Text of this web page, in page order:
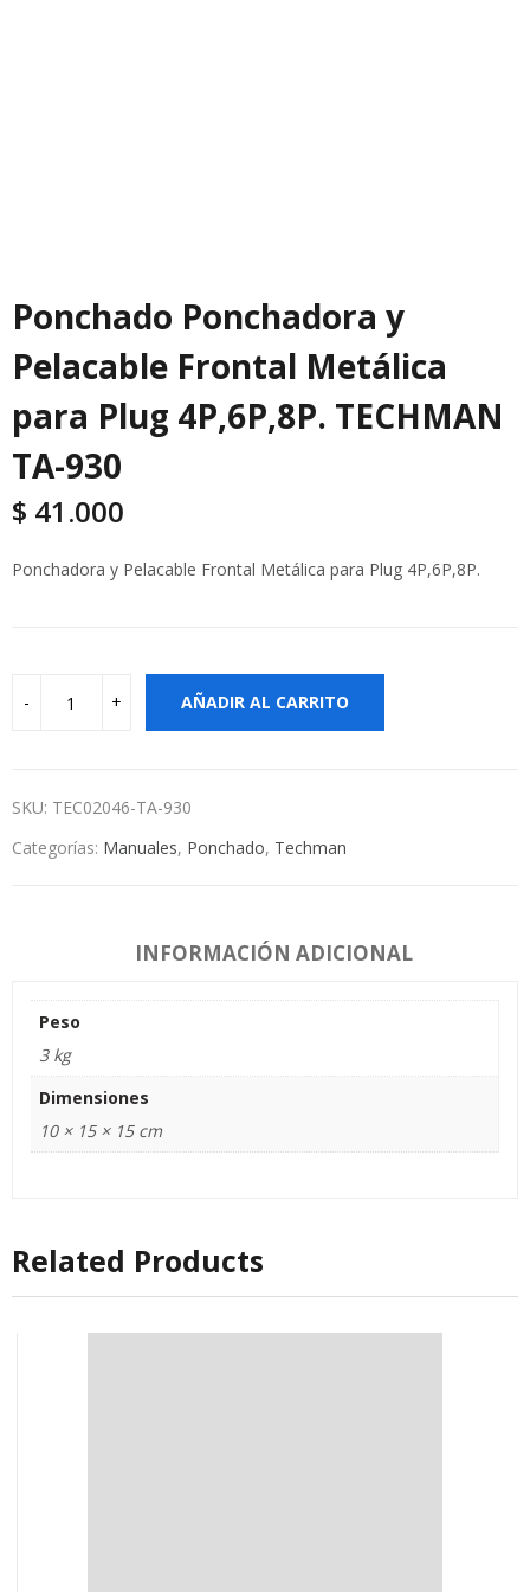
Ponchado Ponchadora y
Pelacable Frontal Metálica
para Plug 4P,6P,8P. TECHMAN
TA-930
$ 41.000
Ponchadora y Pelacable Frontal Metálica para Plug 4P,6P,8P.
AÑADIR AL CARRITO
SKU: TEC02046-TA-930
Categorías: Manuales, Ponchado, Techman
INFORMACIÓN ADICIONAL
Peso
3 kg
Dimensiones
10 × 15 × 15 cm
Related Products